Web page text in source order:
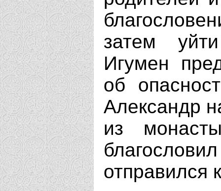
затем
Игумен
об
Александр
из
отправился